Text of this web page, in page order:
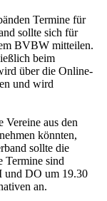
Termine für
sollte sich für
BVBW mitteilen.
beim
über die Online-
und wird
Vereine aus den
könnten,
sollte die
Termine sind
und DO um 19.30
an.